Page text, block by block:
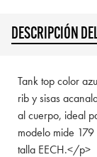
DESCRIPCIÓN
Tank top color
rib y sisas
al cuerpo, ideal
modelo mide
talla EECH.</p>